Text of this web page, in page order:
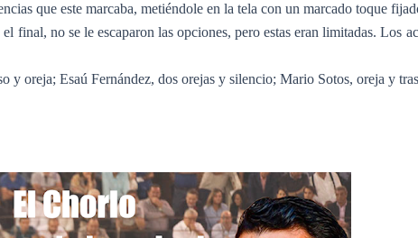
que este marcaba, metiéndole en la tela con un marcado toque
final, no se le escaparon las opciones, pero estas eran limitadas. Los
oreja; Esaú Fernández, dos orejas y silencio; Mario Sotos, oreja y